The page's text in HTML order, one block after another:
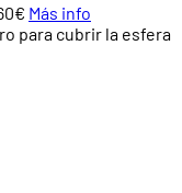
Más info
para cubrir la esfera